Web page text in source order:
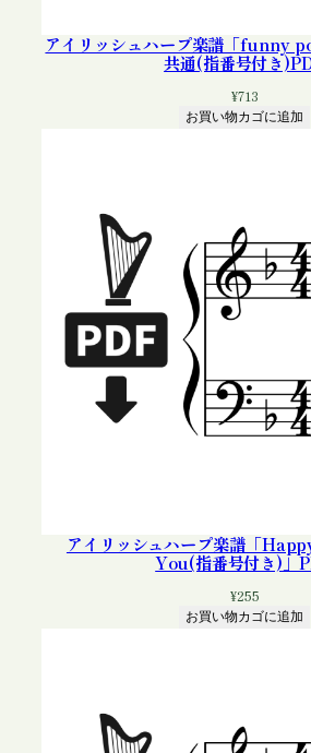
アイリッシュハープ楽譜「funny
共通(指番号付き
¥713
お買い物カゴに追加
アイリッシュハープ楽譜「
You(指番号付き)」
¥255
お買い物カゴに追加